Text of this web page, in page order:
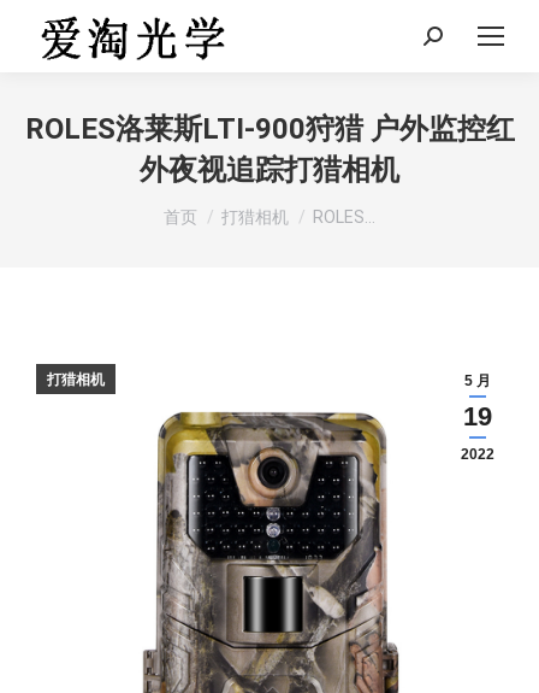
Search:
ROLES洛莱斯LTI-900狩猎 户外监控红
外夜视追踪打猎相机
您在这里：
首页 打猎相机 ROLES…
5 月
19
2022
打猎相机